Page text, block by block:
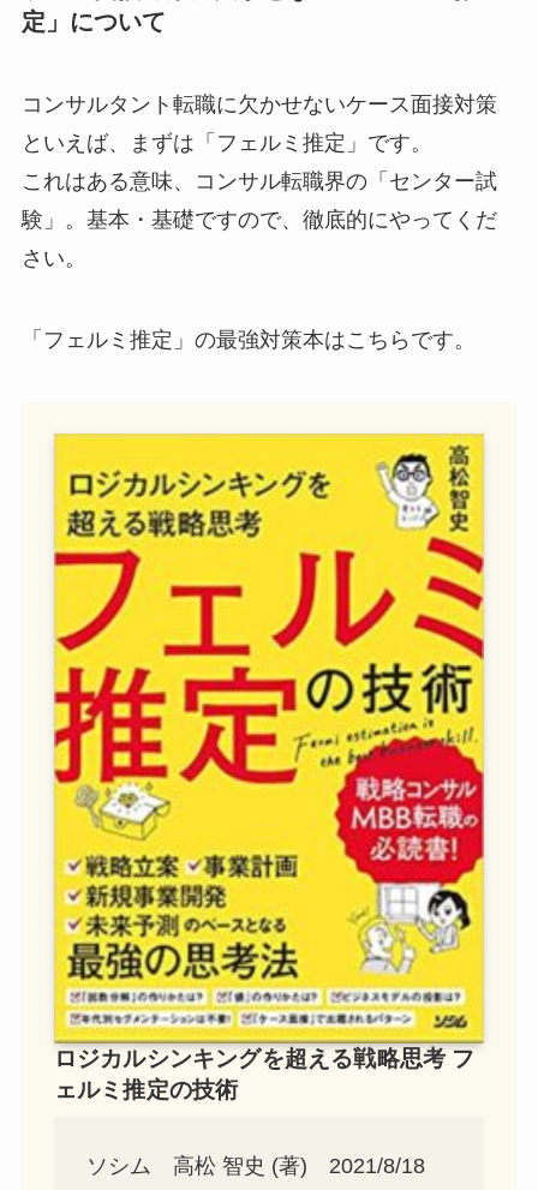
定」について
コンサルタント転職に欠かせないケース面接対策
といえば、まずは「フェルミ推定」です。
これはある意味、コンサル転職界の「センター試
験」。基本・基礎ですので、徹底的にやってくだ
さい。
「フェルミ推定」の最強対策本はこちらです。
ロジカルシンキングを超える戦略思考 フ
ェルミ推定の技術
ソシム 高松 智史 (著) 2021/8/18